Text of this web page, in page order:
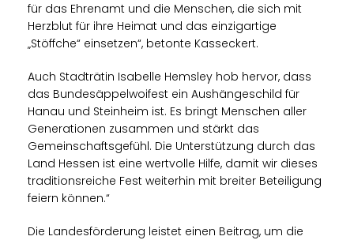
für das Ehrenamt und die Menschen, die sich mit
Herzblut für ihre Heimat und das einzigartige
Stöffche“ einsetzen“, betonte Kasseckert.
Auch Stadträtin Isabelle Hemsley hob hervor, dass
das Bundesäppelwoifest ein Aushängeschild für
Hanau und Steinheim ist. Es bringt Menschen aller
Generationen zusammen und stärkt das
Gemeinschaftsgefühl. Die Unterstützung durch das
Land Hessen ist eine wertvolle Hilfe, damit wir dieses
traditionsreiche Fest weiterhin mit breiter Beteiligung
feiern können.“
Die Landesförderung leistet einen Beitrag, um die